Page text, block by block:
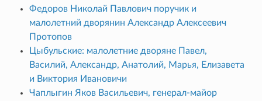
Федоров Николай Павлович поручик и
малолетний дворянин Александр Алексеевич
Протопов
Цыбульские: малолетние дворяне Павел,
Василий, Александр, Анатолий, Марья, Елизавета
и Виктория Ивановичи
Чаплыгин Яков Васильевич, генерал-майор